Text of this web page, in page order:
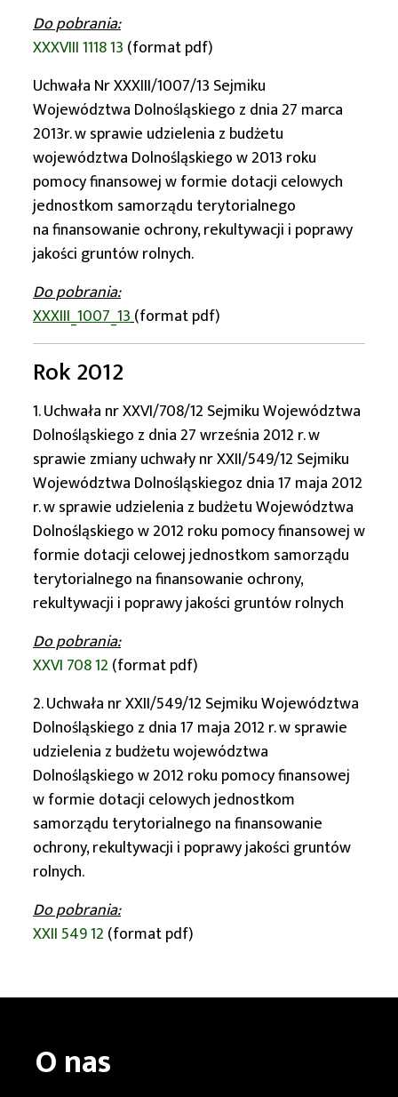
Do pobrania:
XXXVIII 1118 13 (format pdf)
Uchwała Nr XXXIII/1007/13 Sejmiku
Województwa Dolnośląskiego z dnia 27 marca
2013r. w sprawie udzielenia z budżetu
województwa Dolnośląskiego w 2013 roku
pomocy finansowej w formie dotacji celowych
jednostkom samorządu terytorialnego
na finansowanie ochrony, rekultywacji i poprawy
jakości gruntów rolnych.
Do pobrania:
XXXIII_1007_13(format pdf)
Rok 2012
1. Uchwała nr XXVI/708/12 Sejmiku Województwa
Dolnośląskiego z dnia 27 września 2012 r. w
sprawie zmiany uchwały nr XXII/549/12 Sejmiku
Województwa Dolnośląskiegoz dnia 17 maja 2012
r. w sprawie udzielenia z budżetu Województwa
Dolnośląskiego w 2012 roku pomocy finansowej w
formie dotacji celowej jednostkom samorządu
terytorialnego na finansowanie ochrony,
rekultywacji i poprawy jakości gruntów rolnych
Do pobrania:
XXVI 708 12 (format pdf)
2. Uchwała nr XXII/549/12 Sejmiku Województwa
Dolnośląskiego z dnia 17 maja 2012 r. w sprawie
udzielenia z budżetu województwa
Dolnośląskiego w 2012 roku pomocy finansowej
w formie dotacji celowych jednostkom
samorządu terytorialnego na finansowanie
ochrony, rekultywacji i poprawy jakości gruntów
rolnych.
Do pobrania:
XXII 549 12 (format pdf)
O nas